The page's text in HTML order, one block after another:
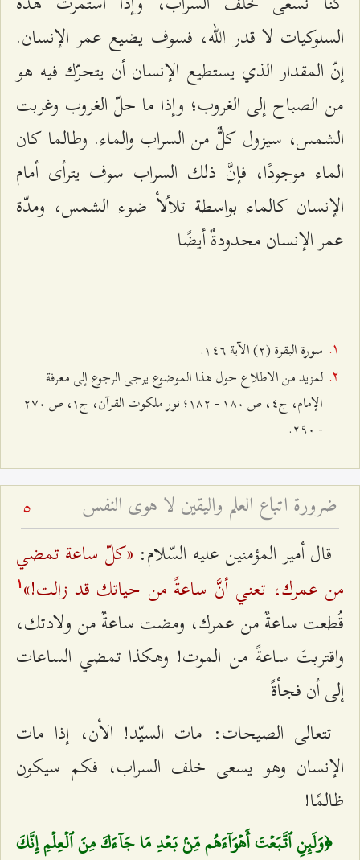
السلوكيات لا قدر الله، فسوف يضيع عمر الإنسان.
إنّ المقدار الذي يستطيع الإنسان أن يتحرّك فيه هو
من الصباح إلى الغروب؛ وإذا ما حلّ الغروب وغربت
الشمس، سيزول كلٌّ من السراب والماء. وطالما كان
الماء موجودًا، فإنَّ ذلك السراب سوف يترأى أمام
الإنسان كالماء بواسطة تلألأ ضوء الشمس، ومدّة
عمر الإنسان محدودةٌ أيضًا
سورة البقرة (٢) الآیة ۱٤٦.
لمزيد من الاطلاع حول هذا الموضوع يرجى الرجوع إلى معرفة
الإمام، ج٤، ص ۱۸۰ - ۱۸٢؛ نور ملكوت القرآن، ج۱، ص ٢۷۰
- ٢٩۰.
ضرورة اتباع العلم واليقين لا هوى النفس 5
قال أمير المؤمنين عليه السّلام: «كلّ ساعة تمضي
من عمرك، تعني أنَّ ساعةً من حياتك قد زالت!» ۱
قُطعت ساعةٌ من عمرك، ومضت ساعةٌ من ولادتك،
واقتربتَ ساعةً من الموت! وهكذا تمضي الساعات
إلى أن فجأةً
تتعالى الصيحات: مات السيّد! الأن، إذا مات
الإنسان وهو يسعى خلف السراب، فكم سيكون
ظالمًا!
﴿وَلَئِنِ ٱتَّبَعۡتَ أَهۡوَآءَهُم مِّنۢ بَعۡدِ مَا جَآءَكَ مِنَ ٱلۡعِلۡمِ إِنَّكَ